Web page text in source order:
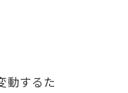
動するた